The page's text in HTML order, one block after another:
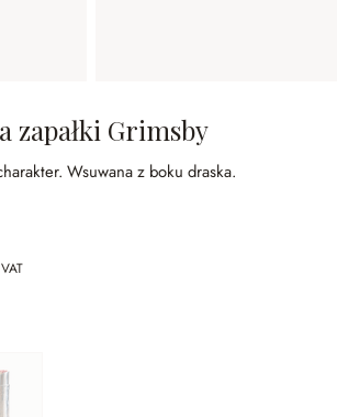
zapałki Grimsby
Wsuwana z boku draska.
niedostępna.)
srebrnyopcja jest aktualnie niedostępna.)